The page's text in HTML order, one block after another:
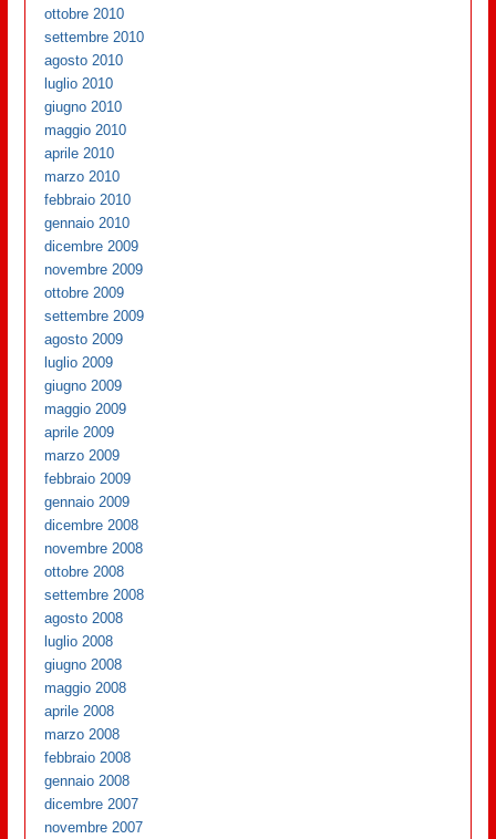
ottobre 2010
settembre 2010
agosto 2010
luglio 2010
giugno 2010
maggio 2010
aprile 2010
marzo 2010
febbraio 2010
gennaio 2010
dicembre 2009
novembre 2009
ottobre 2009
settembre 2009
agosto 2009
luglio 2009
giugno 2009
maggio 2009
aprile 2009
marzo 2009
febbraio 2009
gennaio 2009
dicembre 2008
novembre 2008
ottobre 2008
settembre 2008
agosto 2008
luglio 2008
giugno 2008
maggio 2008
aprile 2008
marzo 2008
febbraio 2008
gennaio 2008
dicembre 2007
novembre 2007